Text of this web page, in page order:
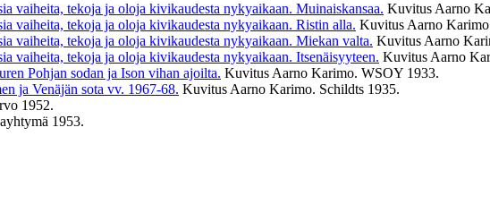
vaiheita, tekoja ja oloja kivikaudesta nykyaikaan. Muinaiskansaa. Kuvitus Aarno
vaiheita, tekoja ja oloja kivikaudesta nykyaikaan. Ristin alla. Kuvitus Aarno
vaiheita, tekoja ja oloja kivikaudesta nykyaikaan. Miekan valta. Kuvitus Aarno
vaiheita, tekoja ja oloja kivikaudesta nykyaikaan. Itsenäisyyteen. Kuvitus Aarno
Pohjan sodan ja Ison vihan ajoilta. Kuvitus Aarno Karimo. WSOY 1933.
ja Venäjän sota vv. 1967-68. Kuvitus Aarno Karimo. Schildts 1935.
1952.
1953.